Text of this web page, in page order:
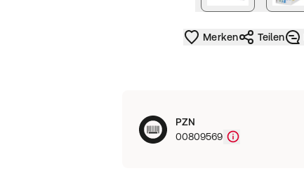
Merken Teilen
PZN
00809569